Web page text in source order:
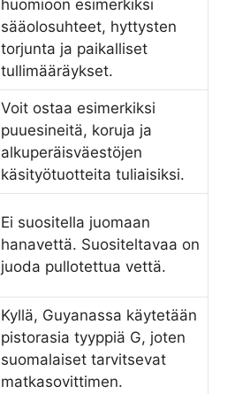
huomioon esimerkiksi
sääolosuhteet, hyttysten
torjunta ja paikalliset
tullimääräykset.
Voit ostaa esimerkiksi
puuesineitä, koruja ja
alkuperäisväestöjen
käsityötuotteita tuliaisiksi.
Ei suositella juomaan
hanavettä. Suositeltavaa on
juoda pullotettua vettä.
Kyllä, Guyanassa käytetään
pistorasia tyyppiä G, joten
suomalaiset tarvitsevat
matkasovittimen.